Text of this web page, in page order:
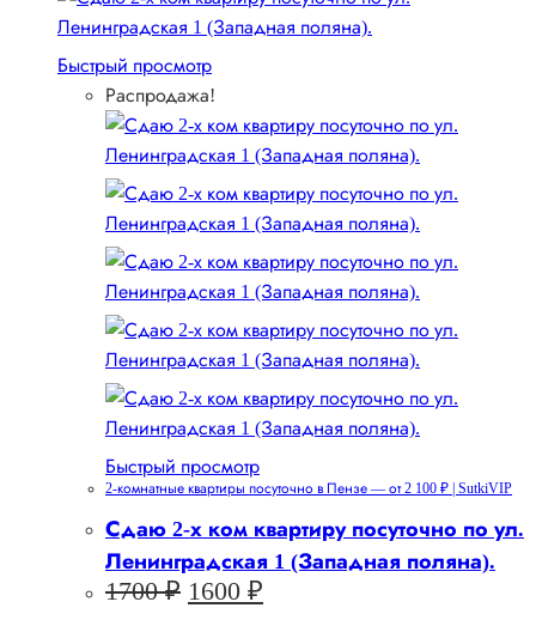
Быстрый просмотр
Распродажа!
Быстрый просмотр
2-комнатные квартиры посуточно в Пензе — от 2 100 ₽ | SutkiVIP
Сдаю 2-х ком квартиру посуточно по ул.
Ленинградская 1 (Западная поляна).
1700₽ Первоначальная
1600 ₽